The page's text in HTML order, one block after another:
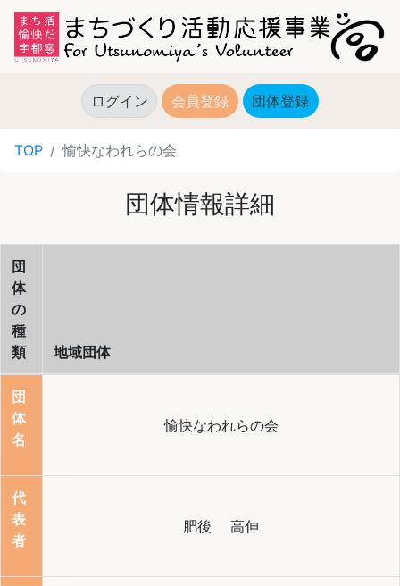
ログイン 会員登録 団体登録 (current)
TOP 愉快なわれらの会
団体情報詳細
団
体
の
種
類
地域団体
団
体
名
愉快なわれらの会
代
表
者
肥後 高伸